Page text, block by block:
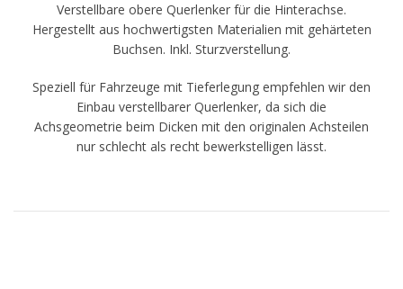
Verstellbare obere Querlenker für die Hinterachse.
Hergestellt aus hochwertigsten Materialien mit gehärteten
Buchsen. Inkl. Sturzverstellung.
Speziell für Fahrzeuge mit Tieferlegung empfehlen wir den
Einbau verstellbarer Querlenker, da sich die
Achsgeometrie beim Dicken mit den originalen Achsteilen
nur schlecht als recht bewerkstelligen lässt.